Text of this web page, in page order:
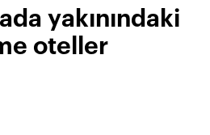
yakınındaki
oteller